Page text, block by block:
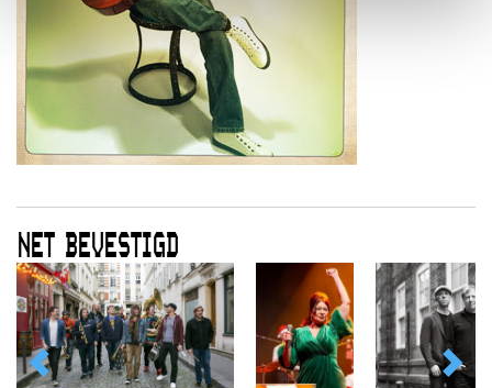
NET BEVESTIGD